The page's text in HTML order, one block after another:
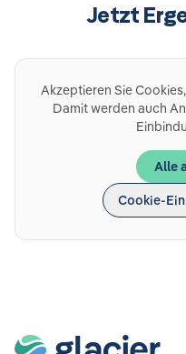
Jetzt
Akzeptieren Sie
Damit werden auch
Alle
Cookie-